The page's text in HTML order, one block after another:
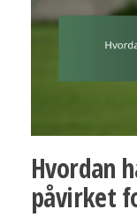
Hvordan
påvirket